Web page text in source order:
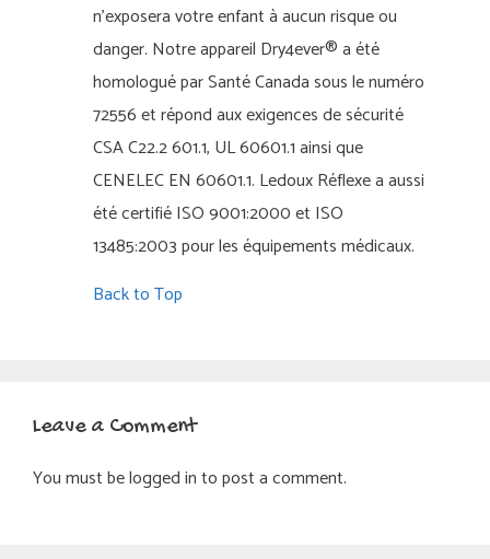
n’exposera votre enfant à aucun risque ou
danger. Notre appareil Dry4ever® a été
homologué par Santé Canada sous le numéro
72556 et répond aux exigences de sécurité
CSA C22.2 601.1, UL 60601.1 ainsi que
CENELEC EN 60601.1. Ledoux Réflexe a aussi
été certifié ISO 9001:2000 et ISO
13485:2003 pour les équipements médicaux.
Back to Top
Leave a Comment
You must be logged in to post a comment.